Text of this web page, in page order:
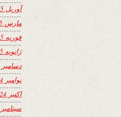
آوریل 2025
مارس 2025
فوریه 2025
ژانویه 2025
دسامبر 2024
نوامبر 2024
اکتبر 2024
سپتامبر 2024